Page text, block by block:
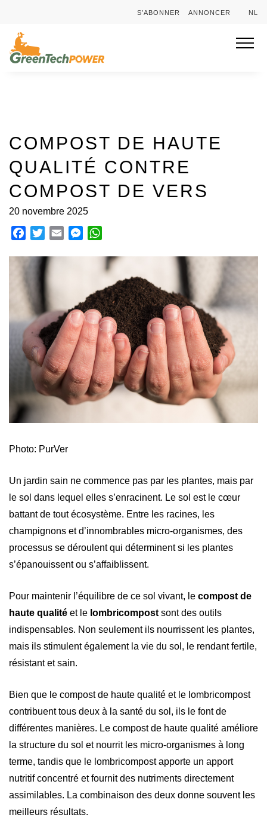
S’ABONNER ANNONCER NL
COMPOST DE HAUTE
QUALITÉ CONTRE
COMPOST DE VERS
20 novembre 2025
Facebook
TwitterEmail Messenger
Photo: PurVer
Un jardin sain ne commence pas par les plantes, mais par
le sol dans lequel elles s’enracinent. Le sol est le cœur
battant de tout écosystème. Entre les racines, les
champignons et d’innombrables micro-organismes, des
processus se déroulent qui déterminent si les plantes
s’épanouissent ou s’affaiblissent.
Pour maintenir l’équilibre de ce sol vivant, le compost de
haute qualité et le lombricompost sont des outils
indispensables. Non seulement ils nourrissent les plantes,
mais ils stimulent également la vie du sol, le rendant fertile,
résistant et sain.
Bien que le compost de haute qualité et le lombricompost
contribuent tous deux à la santé du sol, ils le font de
différentes manières. Le compost de haute qualité améliore
la structure du sol et nourrit les micro-organismes à long
terme, tandis que le lombricompost apporte un apport
nutritif concentré et fournit des nutriments directement
assimilables. La combinaison des deux donne souvent les
meilleurs résultats.